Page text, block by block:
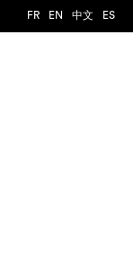
FR EN 中文 ES